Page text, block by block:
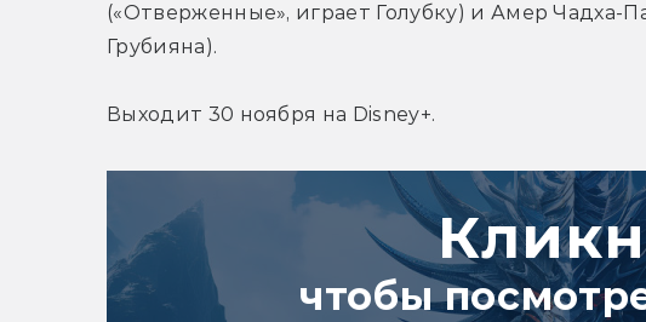
(«Отверженные», играет Голубку) и Амер Чадха-
Грубияна).
Выходит 30 ноября на Disney+.
чтобы